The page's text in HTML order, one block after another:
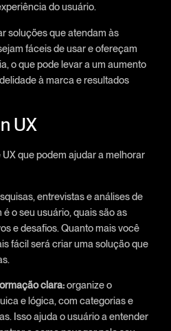
do usuário.
soluções que atendam às
fáceis de usar e ofereçam
o que pode levar a um aumento
à marca e resultados
UX
que podem ajudar a melhorar
entrevistas e análises de
o seu usuário, quais são as
e desafios. Quanto mais você
fácil será criar uma solução que
clara:organize o
e lógica, com categorias e
Isso ajuda o usuário a entender